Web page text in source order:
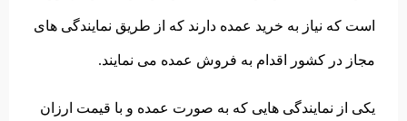
است که نیاز به خرید عمده دارند که از طریق نمایندگی های
مجاز در کشور اقدام به فروش عمده می نمایند.
یکی از نمایندگی هایی که به صورت عمده و با قیمت ارزان